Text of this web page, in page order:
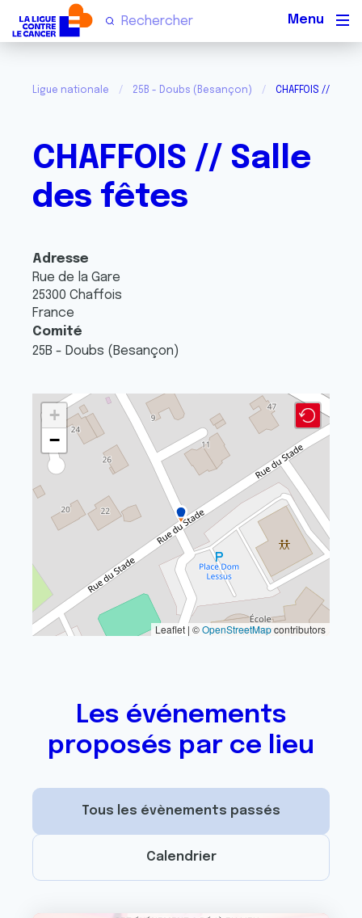
Ligue nationale 25B - Doubs (Besançon) CHAFFOIS //
CHAFFOIS // Salle
des fêtes
Adresse
Rue de la Gare
25300 Chaffois
France
Comité
25B - Doubs (Besançon)
+
−
Leaflet | ©OpenStreetMapcontributors
Les événements
proposés par ce lieu
Tous les évènements passés
Calendrier